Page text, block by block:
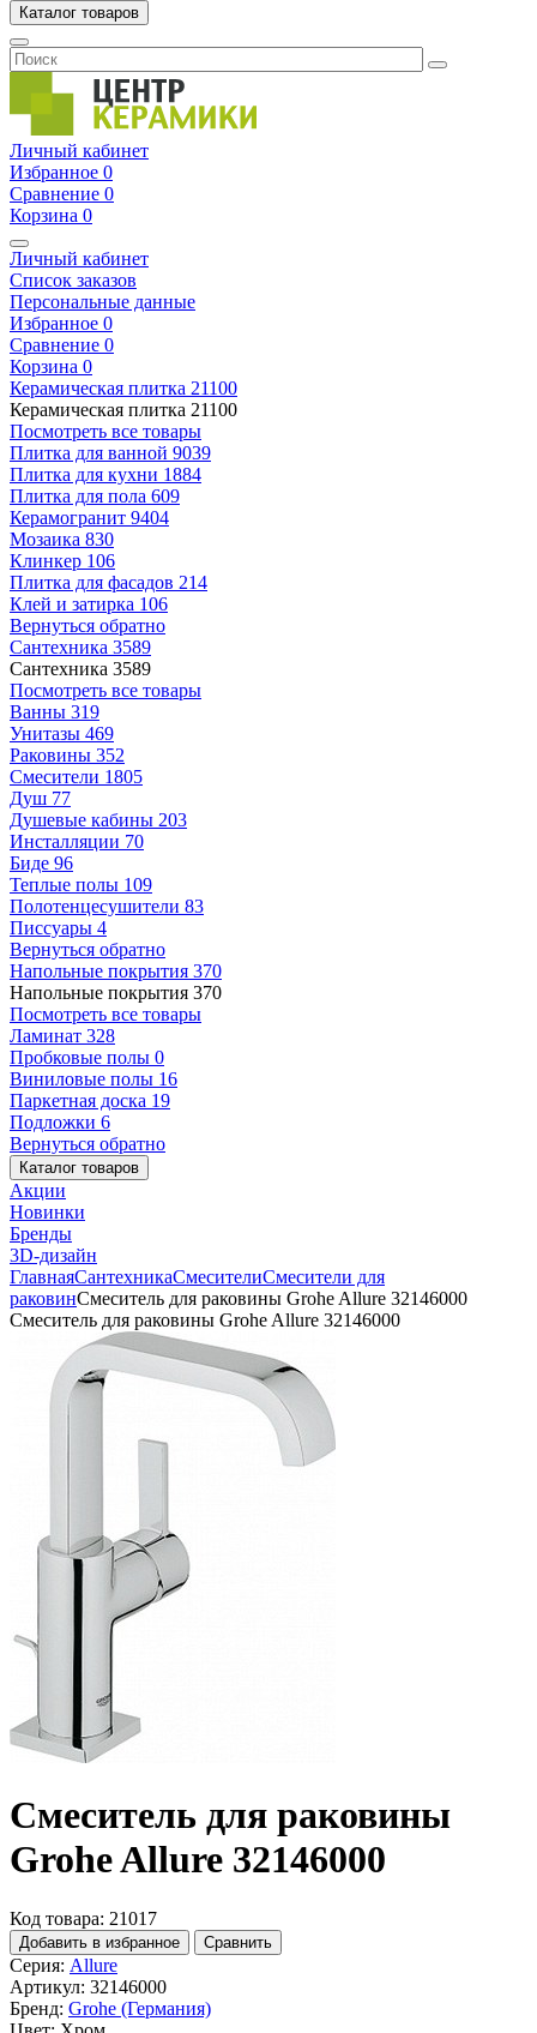
Каталог товаров
Личный кабинет
Избранное 0
Сравнение 0
Корзина 0
Личный кабинет
Список заказов
Персональные данные
Избранное 0
Сравнение 0
Корзина 0
Керамическая плитка 21100
Керамическая плитка 21100
Посмотреть все товары
Плитка для ванной 9039
Плитка для кухни 1884
Плитка для пола 609
Керамогранит 9404
Мозаика 830
Клинкер 106
Плитка для фасадов 214
Клей и затирка 106
Вернуться обратно
Сантехника 3589
Сантехника 3589
Посмотреть все товары
Ванны 319
Унитазы 469
Раковины 352
Смесители 1805
Душ 77
Душевые кабины 203
Инсталляции 70
Биде 96
Теплые полы 109
Полотенцесушители 83
Писсуары 4
Вернуться обратно
Напольные покрытия 370
Напольные покрытия 370
Посмотреть все товары
Ламинат 328
Пробковые полы 0
Виниловые полы 16
Паркетная доска 19
Подложки 6
Вернуться обратно
Каталог товаров
Акции
Новинки
Бренды
3D-дизайн
ГлавнаяСантехникаСмесителиСмесители для
раковинСмеситель для раковины Grohe Allure 32146000
Смеситель для раковины Grohe Allure 32146000
Смеситель для раковины
Grohe Allure 32146000
Код товара: 21017
Добавить в избранное Сравнить
Серия: Allure
Артикул: 32146000
Бренд: Grohe (Германия)